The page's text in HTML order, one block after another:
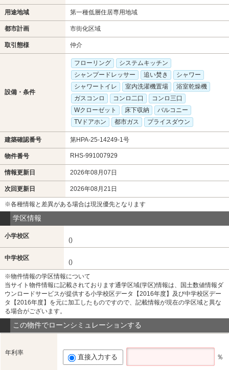
用途地域 第一種低層住居専用地域
都市計画 市街化区域
取引態様 仲介
設備・条件
フローリング
システムキッチン
シャンプードレッサー
追い焚き
シャワー
シャワートイレ
室内洗濯機置場
浴室乾燥機
ガスコンロ
コンロ二口
コンロ三口
Wクローゼット
床下収納
バルコニー
TVドアホン
都市ガス プライスダウン
建築確認番号 第HPA-25-14249-1号
物件番号 RHS-991007929
情報更新日 2026年08月07日
次回更新日 2026年08月21日
※各種情報と差異がある場合は現況優先となります
学区情報
小学校区
()
中学校区
()
※物件情報の学区情報について
当サイト物件情報に記載されております通学区域(学区)情報は、国土数値情報ダ
ウンロードサービスが提供する小学校区データ【2016年度】及び中学校区デー
タ【2016年度】を元に加工したものですので、記載情報が現在の学区域と異な
る場合がございます。
この物件でローンシミュレーションする
年利率
直接入力する ％